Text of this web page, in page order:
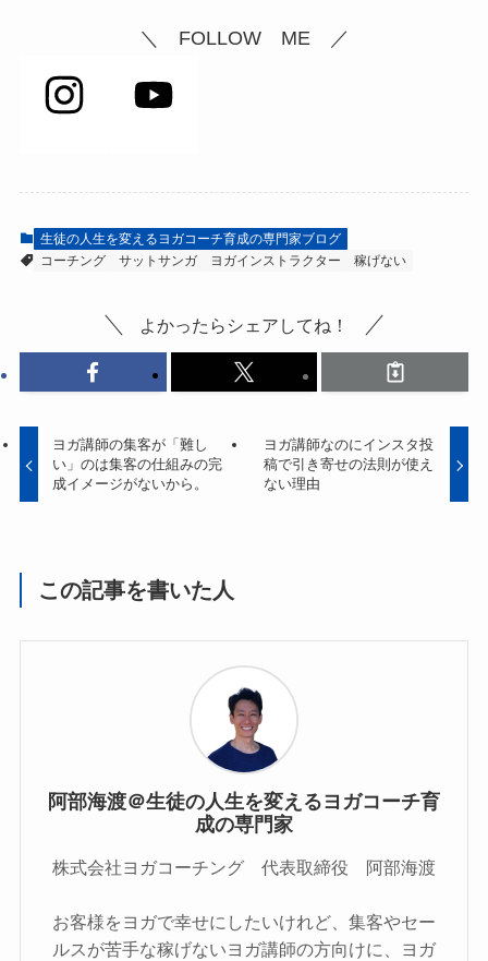
＼ FOLLOW ME ／
生徒の人生を変えるヨガコーチ育成の専門家ブログ
コーチング
サットサンガ ヨガインストラクター 稼げない
よかったらシェアしてね！
ヨガ講師の集客が「難し
い」のは集客の仕組みの完
成イメージがないから。
ヨガ講師なのにインスタ投
稿で引き寄せの法則が使え
ない理由
この記事を書いた人
阿部海渡＠生徒の人生を変えるヨガコーチ育
成の専門家
株式会社ヨガコーチング 代表取締役 阿部海渡
お客様をヨガで幸せにしたいけれど、集客やセー
ルスが苦手な稼げないヨガ講師の方向けに、ヨガ